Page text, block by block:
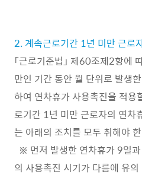
2. 계속근로기간 1년 미만 근로
「근로기준법」 제60조제2항에
만인 기간 동안 월 단위로 발생
하여 연차휴가 사용촉진을 적용
로기간 1년 미만 근로자의 연차
는 아래의 조치를 모두 취해야
※ 먼저 발생한 연차휴가 9일
의 사용촉진 시기가 다름에 유의